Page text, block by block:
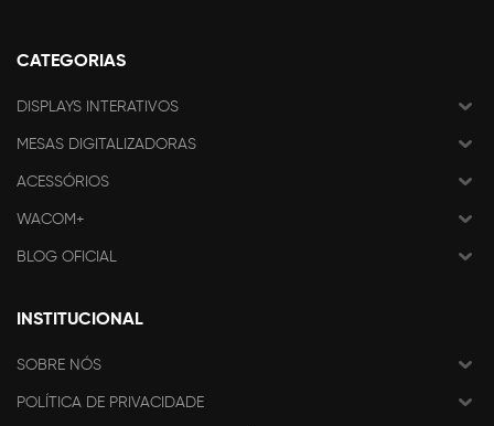
CATEGORIAS
DISPLAYS INTERATIVOS
MESAS DIGITALIZADORAS
ACESSÓRIOS
WACOM+
BLOG OFICIAL
INSTITUCIONAL
SOBRE NÓS
POLÍTICA DE PRIVACIDADE